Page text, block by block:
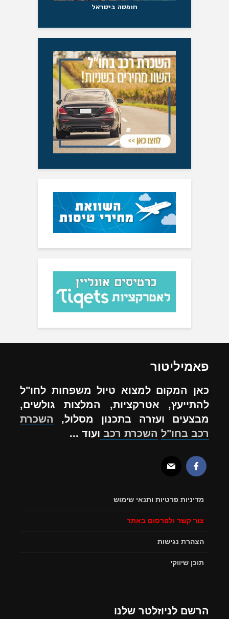
חופשה בישראל
פאמיליטור
כאן המקום למצוא טיול משפחות לחו"ל
להתייעץ, אטרקציות, המלצות גולשים,
מבצעים ועזרה בתכנון מסלול, השכרת
רכב בחו"ל השכרת רכב ועוד ...
מדיניות פרטיות ותנאי שימוש
צור קשר ולפרסום באתר
הצהרת נגישות
תוכן שיווקי
הרשם לניוזלטר שלנו